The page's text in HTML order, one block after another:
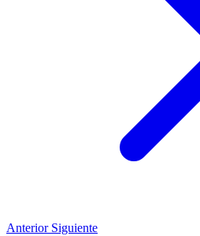
Anterior Siguiente